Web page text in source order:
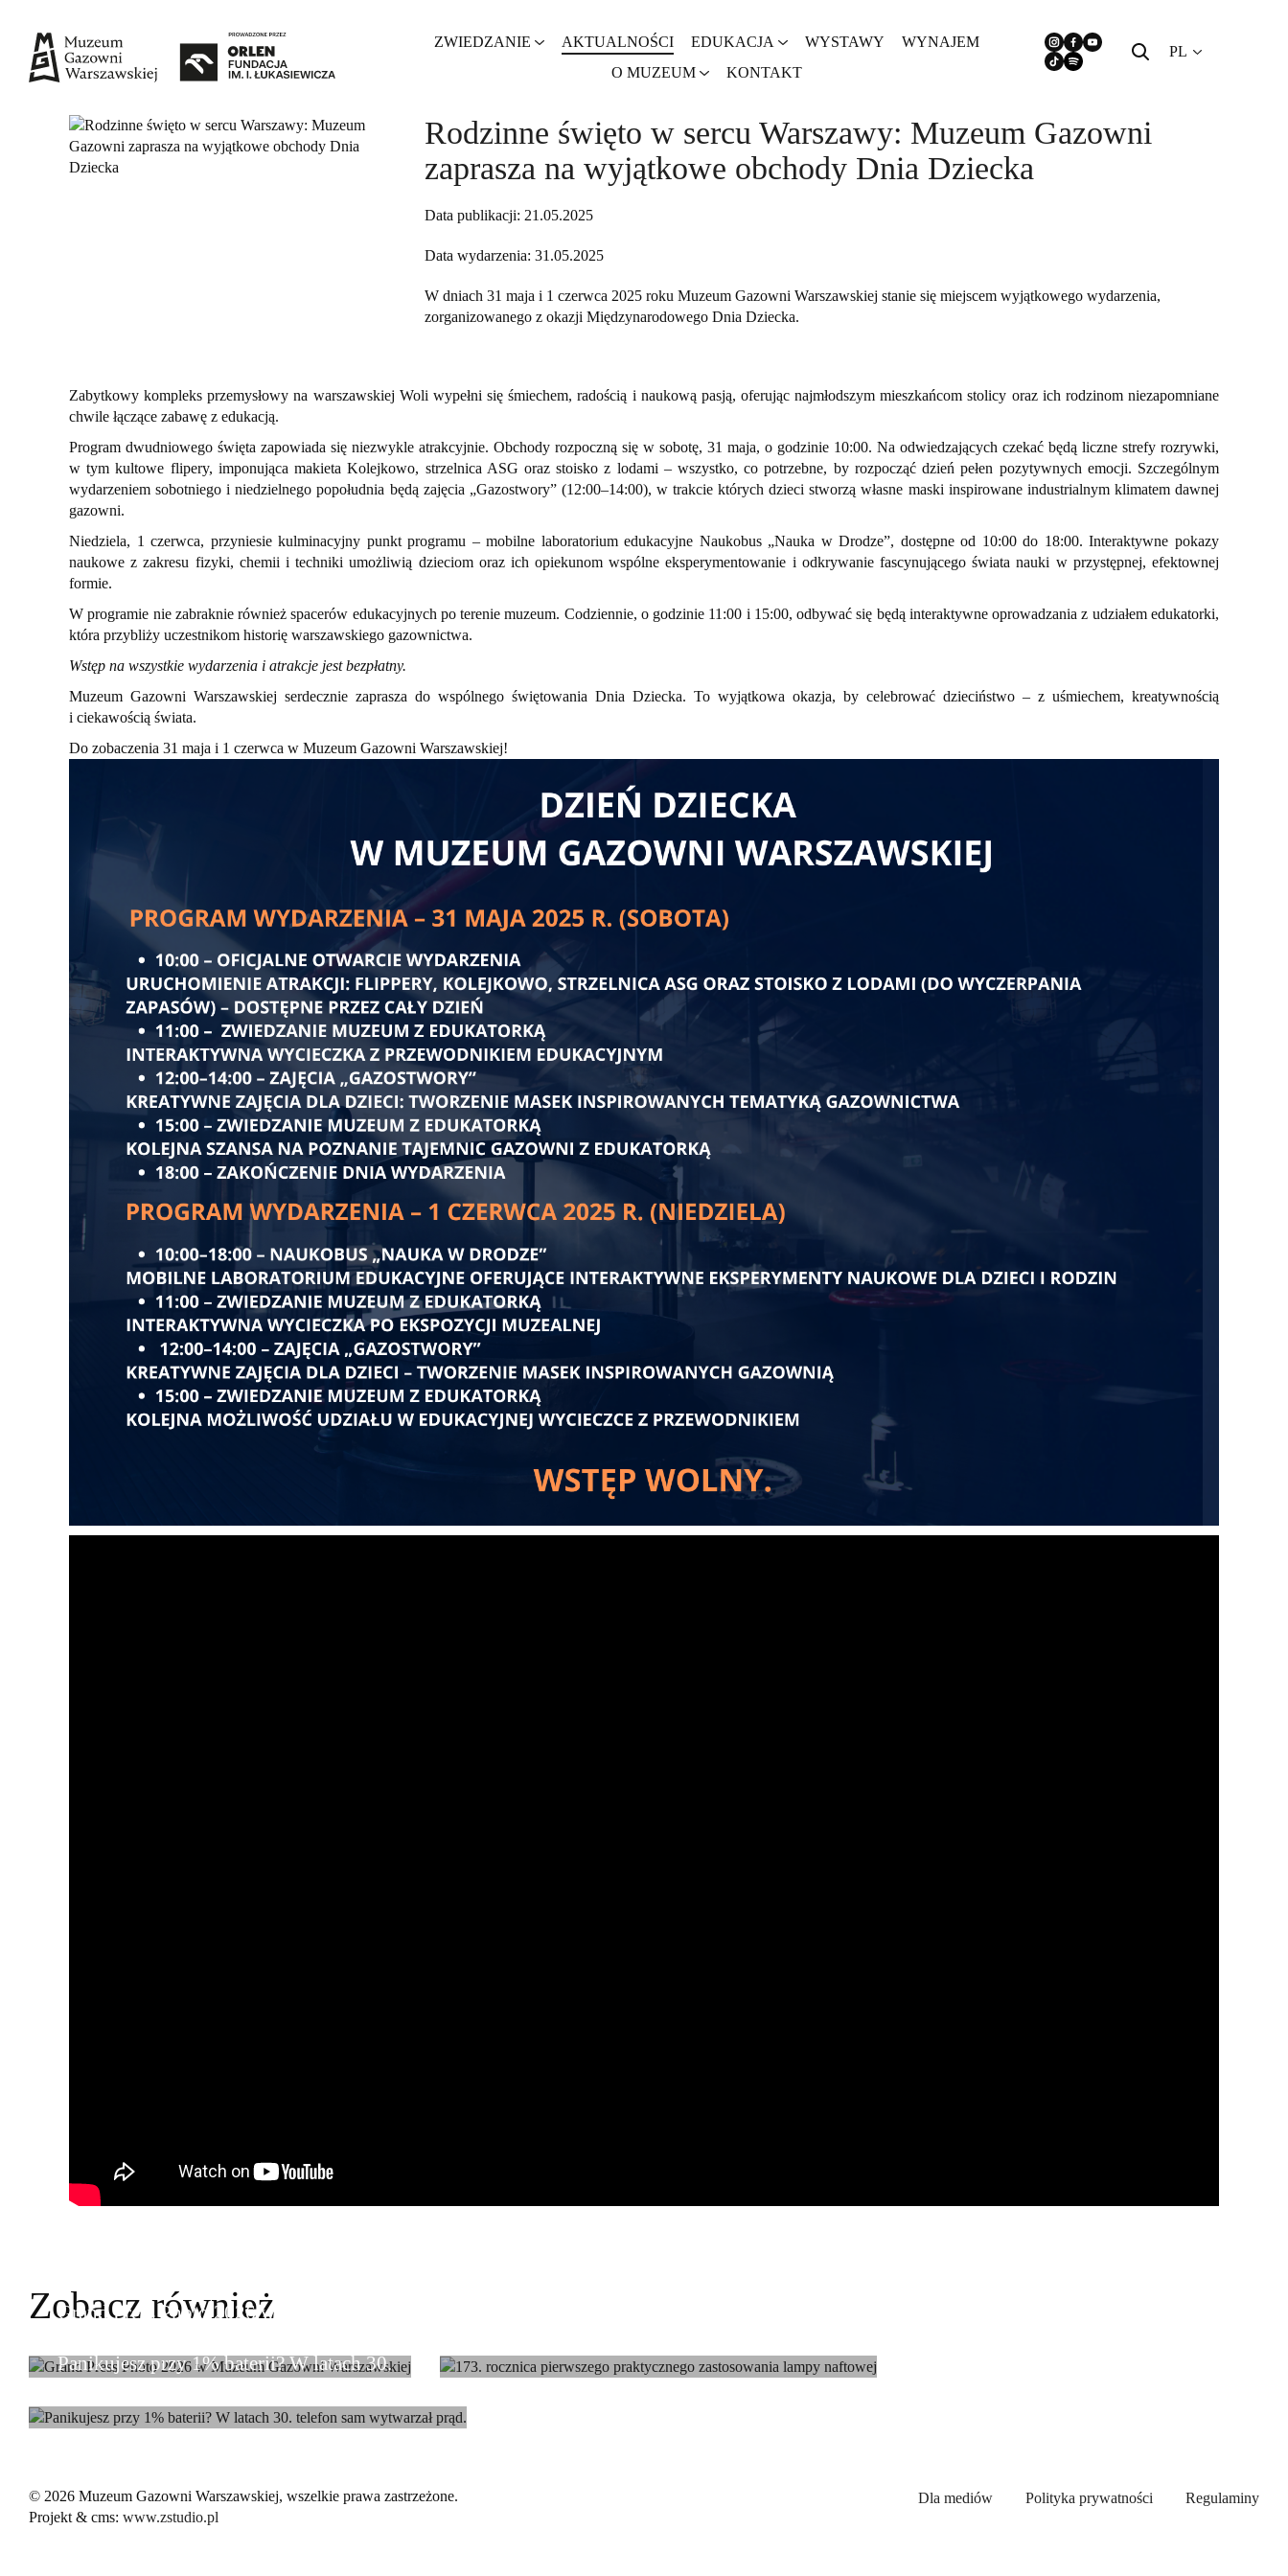
ZWIEDZANIE AKTUALNOŚCI EDUKACJA WYSTAWY
WYNAJEM
O MUZEUM
KONTAKT
PL
Rodzinne święto w sercu Warszawy: Muzeum Gazowni
zaprasza na wyjątkowe obchody Dnia Dziecka
Data publikacji: 21.05.2025
Data wydarzenia: 31.05.2025
W dniach 31 maja i 1 czerwca 2025 roku Muzeum Gazowni Warszawskiej stanie się miejscem wyjątkowego wydarzenia,
zorganizowanego z okazji Międzynarodowego Dnia Dziecka.
Zabytkowy kompleks przemysłowy na warszawskiej Woli wypełni się śmiechem, radością i naukową pasją, oferując najmłodszym mieszkańcom stolicy oraz ich rodzinom niezapomniane
chwile łączące zabawę z edukacją.
Program dwudniowego święta zapowiada się niezwykle atrakcyjnie. Obchody rozpoczną się w sobotę, 31 maja, o godzinie 10:00. Na odwiedzających czekać będą liczne strefy rozrywki,
w tym kultowe flipery, imponująca makieta Kolejkowo, strzelnica ASG oraz stoisko z lodami – wszystko, co potrzebne, by rozpocząć dzień pełen pozytywnych emocji. Szczególnym
wydarzeniem sobotniego i niedzielnego popołudnia będą zajęcia „Gazostwory” (12:00–14:00), w trakcie których dzieci stworzą własne maski inspirowane industrialnym klimatem dawnej
gazowni.
Niedziela, 1 czerwca, przyniesie kulminacyjny punkt programu – mobilne laboratorium edukacyjne Naukobus „Nauka w Drodze”, dostępne od 10:00 do 18:00. Interaktywne pokazy
naukowe z zakresu fizyki, chemii i techniki umożliwią dzieciom oraz ich opiekunom wspólne eksperymentowanie i odkrywanie fascynującego świata nauki w przystępnej, efektownej
formie.
W programie nie zabraknie również spacerów edukacyjnych po terenie muzeum. Codziennie, o godzinie 11:00 i 15:00, odbywać się będą interaktywne oprowadzania z udziałem edukatorki,
która przybliży uczestnikom historię warszawskiego gazownictwa.
Wstęp na wszystkie wydarzenia i atrakcje jest bezpłatny.
Muzeum Gazowni Warszawskiej serdecznie zaprasza do wspólnego świętowania Dnia Dziecka. To wyjątkowa okazja, by celebrować dzieciństwo – z uśmiechem, kreatywnością
i ciekawością świata.
Do zobaczenia 31 maja i 1 czerwca w Muzeum Gazowni Warszawskiej!
Zobacz również
Grand Press Photo 2026 w Muzeum
Panikujesz przy 1% baterii? W latach 30.
Dla mediów Polityka prywatności Regulaminy
© 2026 Muzeum Gazowni Warszawskiej, wszelkie prawa zastrzeżone.
Projekt & cms: www.zstudio.pl